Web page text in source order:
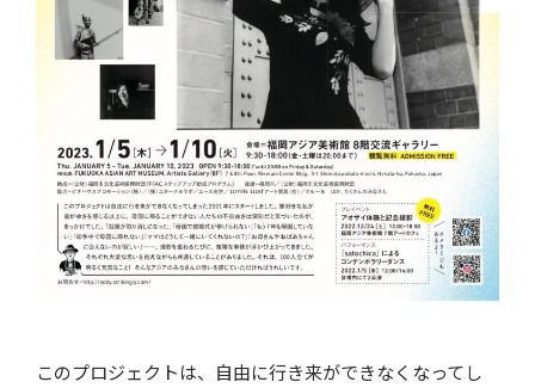
このプロジェクトは、自由に行き来ができなくなってし